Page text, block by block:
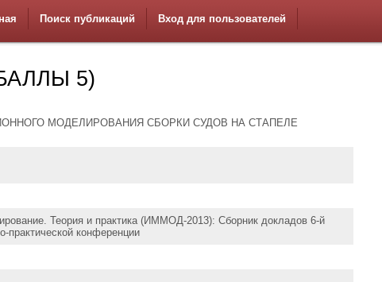
Поиск публикаций Вход для пользователей
5)
МОДЕЛИРОВАНИЯ СБОРКИ СУДОВ НА СТАПЕЛЕ
Теория и практика (ИММОД-2013): Сборник докладов 6-й
практической конференции